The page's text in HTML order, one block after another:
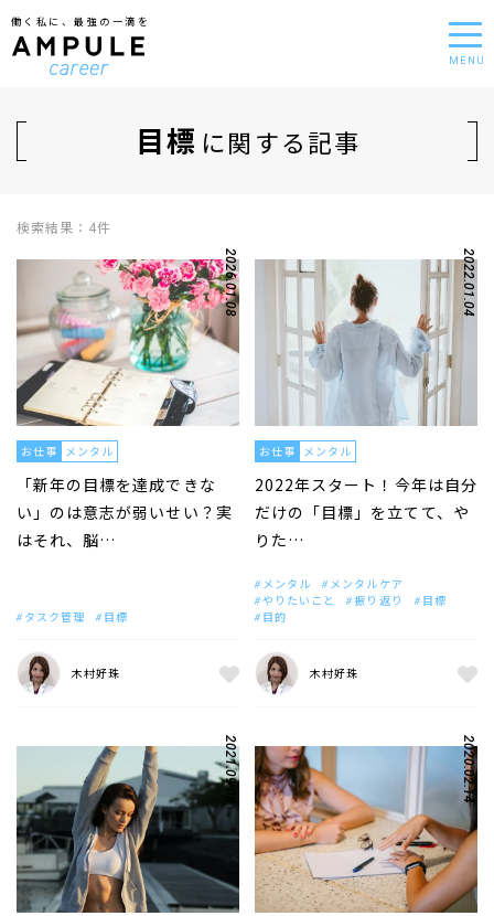
働く私に、最強の一滴を
MENU
目標 に関する記事
検索結果：4件
2026.01.08
お仕事 メンタル
「新年の目標を達成できな
い」のは意志が弱いせい？実
はそれ、脳…
タスク管理 目標
木村好珠
2022.01.04
お仕事 メンタル
2022年スタート！今年は自分
だけの「目標」を立てて、や
りた…
メンタル
メンタルケア
やりたいこと
振り返り
目標
目的
木村好珠
2021.09.08 2020.02.14